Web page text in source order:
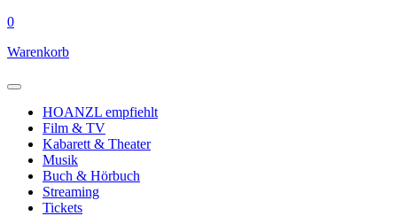
0
Warenkorb
HOANZL empfiehlt
Film & TV
Kabarett & Theater
Musik
Buch & Hörbuch
Streaming
Tickets